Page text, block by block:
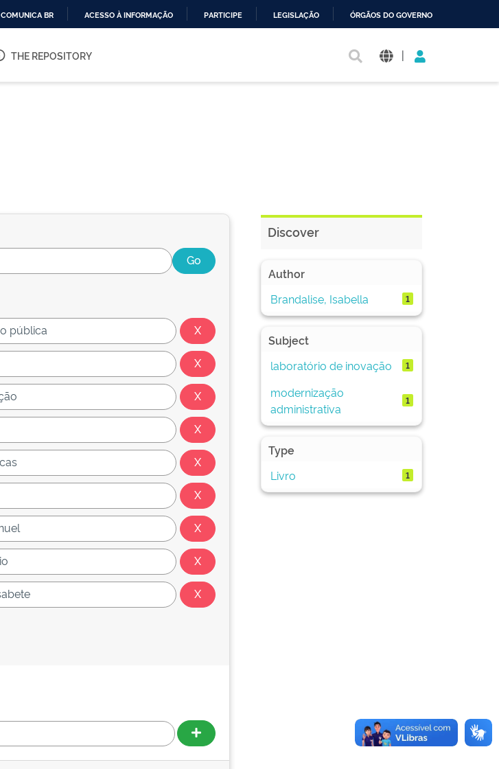
O
COMUNICA BR ACESSO À INFORMAÇÃO PARTICIPE LEGISLAÇÃO ÓRGÃOS DO GOVERNO
THE REPOSITORY |
Discover
Author
Brandalise, Isabella
1
Subject
laboratório de inovação
1
modernização
administrativa
1
Type
Livro
1